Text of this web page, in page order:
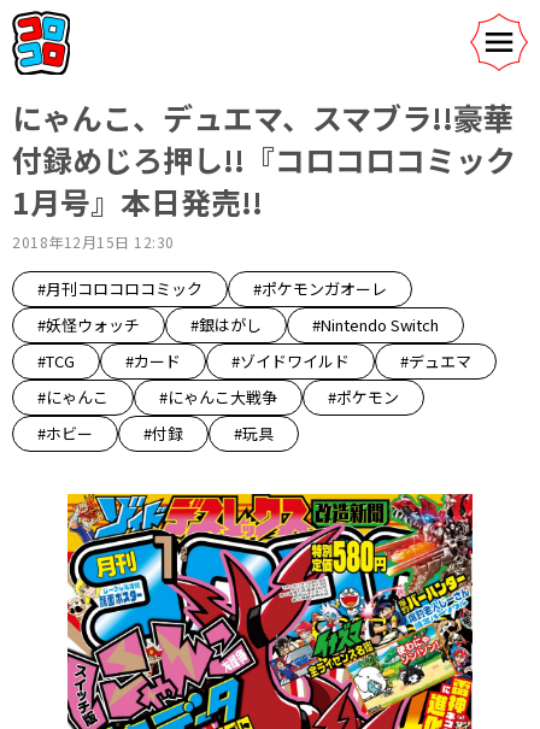
にゃんこ、デュエマ、スマブラ!!豪華
付録めじろ押し!!『コロコロコミック
1月号』本日発売!!
2018年12月15日 12:30
#月刊コロコロコミック
#ポケモンガオーレ
#妖怪ウォッチ
#銀はがし
#Nintendo Switch
#TCG
#カード #ゾイドワイルド
#デュエマ
#にゃんこ
#にゃんこ大戦争
#ポケモン
#ホビー
#付録 #玩具